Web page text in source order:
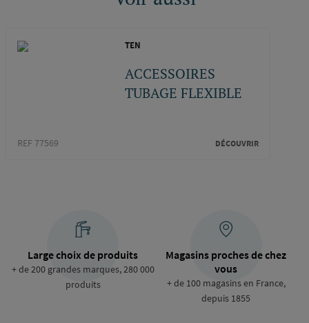
TEN
ACCESSOIRES
TUBAGE FLEXIBLE
REF 77569 DÉCOUVRIR
Large choix de produits
+ de 200 grandes marques, 280 000
produits
Magasins proches de chez
vous
+ de 100 magasins en France,
depuis 1855